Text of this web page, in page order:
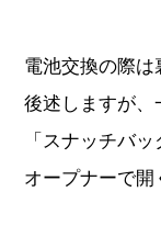
電池交換の際
後述しますが、
「スナッチバ
オープナーで開